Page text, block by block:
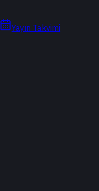
Yayın Takvimi